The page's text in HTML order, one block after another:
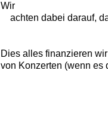
Wir
achten dabei darauf,
Dies alles finanzieren
von Konzerten (wenn es